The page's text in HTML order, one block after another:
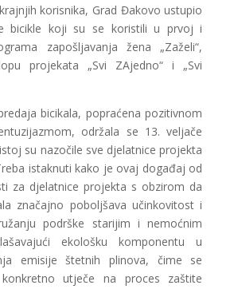
korisnika, Grad Đakovo ustupio
bicikle koji su se koristili u prvoj i
zapošljavanja žena „Zaželi“,
projekata „Svi ZAjedno“ i „Svi
bicikala, popraćena pozitivnom
održala se 13. veljače
su nazočile sve djelatnice projekta
istaknuti kako je ovaj događaj od
za djelatnice projekta s obzirom da
značajno poboljšava učinkovitost i
podrške starijim i nemoćnim
ekološku komponentu u
emisije štetnih plinova, čime se
utječe na proces zaštite